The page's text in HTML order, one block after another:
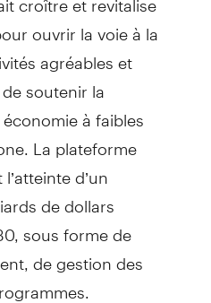
ouvrir la voie à la
agréables et
soutenir la
à faibles
La plateforme
d’un
de dollars
sous forme de
de gestion des